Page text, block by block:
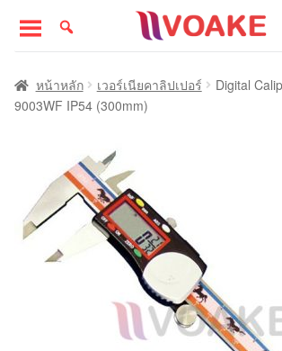
to
navigation
to
content
หน้าแรก
หน้าหลัก เวอร์เนียคาลิปเปอร์
Digital
9003WF IP54 (300mm)